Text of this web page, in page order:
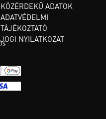
KÖZÉRDEKŰ ADATOK
ADATVÉDELMI
TÁJÉKOZTATÓ
JOGI NYILATKOZAT